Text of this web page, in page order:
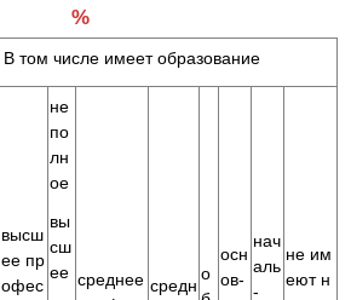
%
В том числе имеет образование
высш
ее пр
офес
не
по
лн
ое
вы
сш
ее среднее средн
о
осн
ов-
нач
аль
-
не им
еют н